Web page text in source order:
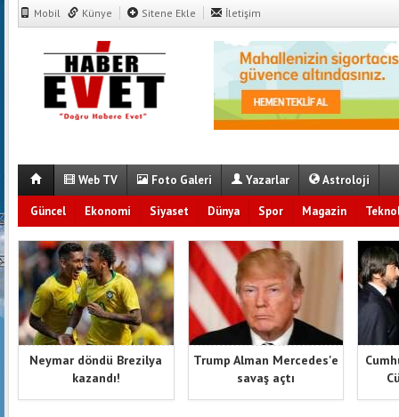
Mobil Künye Sitene Ekle İletişim
Web TV Foto Galeri Yazarlar Astroloji
Güncel Ekonomi Siyaset Dünya Spor Magazin
Neymar döndü Brezilya
kazandı!
Trump Alman Mercedes'e
savaş açtı